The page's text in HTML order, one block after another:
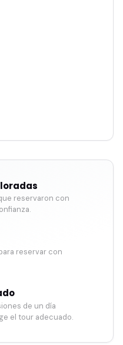
reservaron con
reservar con
de un día
el tour adecuado.